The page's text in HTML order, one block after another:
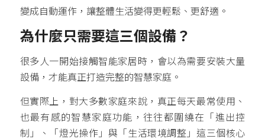
變成自動運作，讓整體生活變得更輕鬆、更舒適。
為什麼只需要這三個設備？
很多人一開始接觸智能家居時，會以為需要安裝大量
設備，才能真正打造完整的智慧家庭。
但實際上，對大多數家庭來說，真正每天最常使用、
也最有感的智慧家庭功能，往往都圍繞在「進出控
制」、「燈光操作」與「生活環境調整」這三個核心